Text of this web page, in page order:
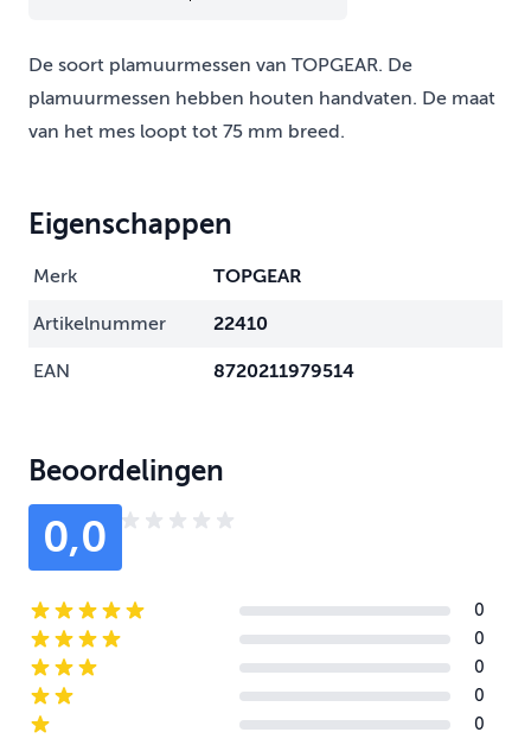
De soort plamuurmessen van TOPGEAR. De
plamuurmessen hebben houten handvaten. De maat
van het mes loopt tot 75 mm breed.
Eigenschappen
Merk TOPGEAR
Artikelnummer 22410
EAN 8720211979514
Beoordelingen
0,0
5-star reviews
0
4-star reviews
0
3-star reviews
0
2-star reviews
0
1-star reviews
0